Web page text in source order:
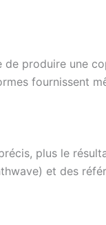
de produire une
fournissent
plus le
et des